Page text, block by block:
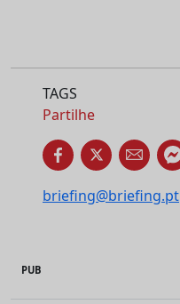
TAGS
Partilhe
briefing@briefing.pt
PUB